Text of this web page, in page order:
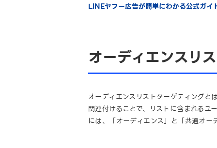
LINEヤフー広告が簡単にわかる公式ガイ
オーディエンスリ
オーディエンスリストターゲティング
関連付けることで、リストに含まれるユ
には、「オーディエンス」と「共通オー